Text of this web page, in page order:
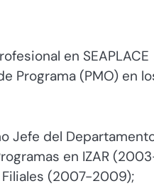
en SEAPLACE
Programa (PMO) en
Jefe del
en IZAR
(2007-2009);